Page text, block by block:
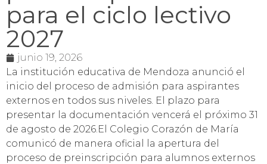
para el ciclo lectivo
2027
junio 19, 2026
La institución educativa de Mendoza anunció el
inicio del proceso de admisión para aspirantes
externos en todos sus niveles. El plazo para
presentar la documentación vencerá el próximo 31
de agosto de 2026.El Colegio Corazón de María
comunicó de manera oficial la apertura del
proceso de preinscripción para alumnos externos